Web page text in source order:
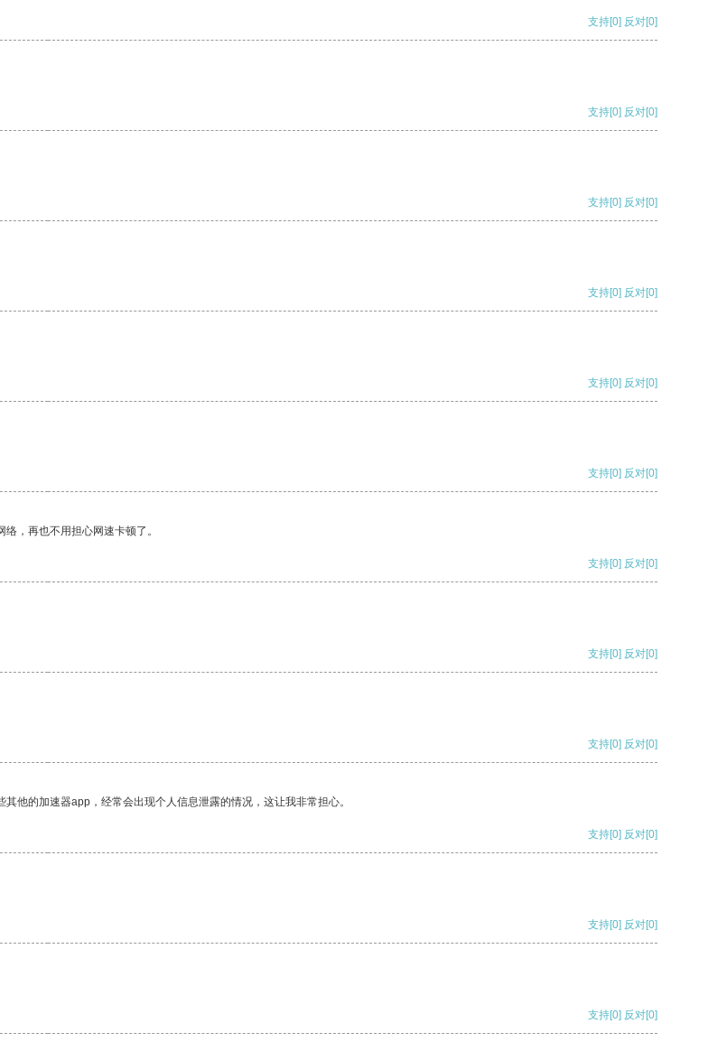
支持[0] 反对[0]
支持[0] 反对[0]
支持[0] 反对[0]
支持[0] 反对[0]
支持[0] 反对[0]
支持[0] 反对[0]
，再也不用担心网速卡顿了。
支持[0] 反对[0]
支持[0] 反对[0]
支持[0] 反对[0]
他的加速器app，经常会出现个人信息泄露的情况，这让我非常担心。
支持[0] 反对[0]
支持[0] 反对[0]
支持[0] 反对[0]